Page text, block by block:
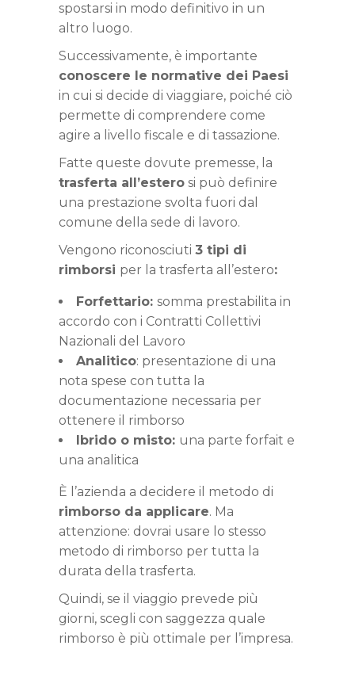
spostarsi in modo definitivo in un
altro luogo.
Successivamente, è importante
conoscere le normative dei Paesi
in cui si decide di viaggiare, poiché ciò
permette di comprendere come
agire a livello fiscale e di tassazione.
Fatte queste dovute premesse, la
trasferta all’estero si può definire
una prestazione svolta fuori dal
comune della sede di lavoro.
Vengono riconosciuti 3 tipi di
rimborsi per la trasferta all’estero:
Forfettario: somma prestabilita in
accordo con i Contratti Collettivi
Nazionali del Lavoro
Analitico: presentazione di una
nota spese con tutta la
documentazione necessaria per
ottenere il rimborso
Ibrido o misto: una parte forfait e
una analitica
È l’azienda a decidere il metodo di
rimborso da applicare. Ma
attenzione: dovrai usare lo stesso
metodo di rimborso per tutta la
durata della trasferta.
Quindi, se il viaggio prevede più
giorni, scegli con saggezza quale
rimborso è più ottimale per l’impresa.